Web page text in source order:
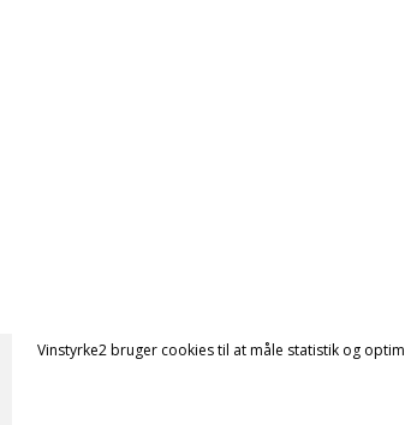
Vinstyrke2 bruger cookies til at måle statistik og